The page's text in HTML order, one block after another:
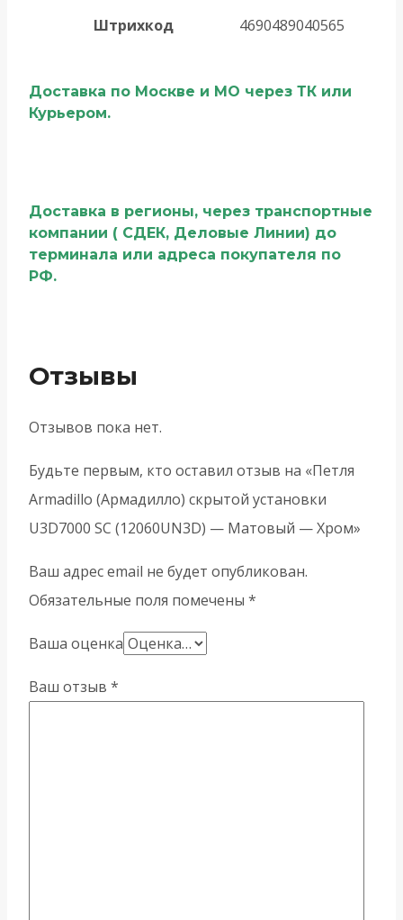
Штрихкод 4690489040565
Доставка по Москве и МО через ТК или
Курьером.
Доставка в регионы, через транспортные
компании ( СДЕК, Деловые Линии) до
терминала или адреса покупателя по
РФ.
Отзывы
Отзывов пока нет.
Будьте первым, кто оставил отзыв на «Петля
Armadillo (Армадилло) скрытой установки
U3D7000 SC (12060UN3D) — Матовый — Хром»
Ваш адрес email не будет опубликован.
Обязательные поля помечены *
Ваша оценка
Ваш отзыв *